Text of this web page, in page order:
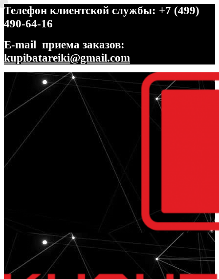
Телефон клиентской службы: +7 (499)
490-64-16
E-mail приема заказов:
kupibatareiki@gmail.com
Перейти
навигации
Перейти
содержимому